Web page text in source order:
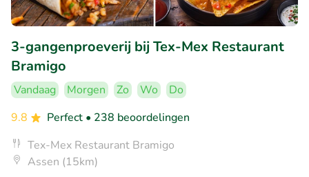
3-gangenproeverij bij Tex-Mex Restaurant
Bramigo
Vandaag Morgen Zo Wo
Do
9.8
Perfect • 238 beoordelingen
Tex-Mex Restaurant Bramigo
Assen (15km)